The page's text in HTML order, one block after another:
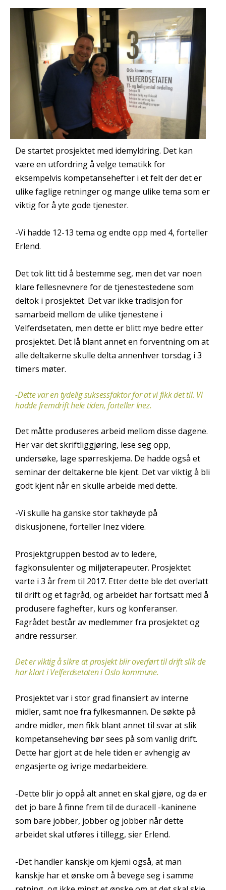
De startet prosjektet med idemyldring. Det kan
være en utfordring å velge tematikk for
eksempelvis kompetansehefter i et felt der det er
ulike faglige retninger og mange ulike tema som er
viktig for å yte gode tjenester.
-Vi hadde 12-13 tema og endte opp med 4, forteller
Erlend.
Det tok litt tid å bestemme seg, men det var noen
klare fellesnevnere for de tjenestestedene som
deltok i prosjektet. Det var ikke tradisjon for
samarbeid mellom de ulike tjenestene i
Velferdsetaten, men dette er blitt mye bedre etter
prosjektet. Det lå blant annet en forventning om at
alle deltakerne skulle delta annenhver torsdag i 3
timers møter.
-Dette var en tydelig suksessfaktor for at vi fikk det til. Vi
hadde fremdrift hele tiden, forteller Inez.
Det måtte produseres arbeid mellom disse dagene.
Her var det skriftliggjøring, lese seg opp,
undersøke, lage spørreskjema. De hadde også et
seminar der deltakerne ble kjent. Det var viktig å bli
godt kjent når en skulle arbeide med dette.
-Vi skulle ha ganske stor takhøyde på
diskusjonene, forteller Inez videre.
Prosjektgruppen bestod av to ledere,
fagkonsulenter og miljøterapeuter. Prosjektet
varte i 3 år frem til 2017. Etter dette ble det overlatt
til drift og et fagråd, og arbeidet har fortsatt med å
produsere faghefter, kurs og konferanser.
Fagrådet består av medlemmer fra prosjektet og
andre ressurser.
Det er viktig å sikre at prosjekt blir overført til drift slik de
har klart i Velferdsetaten i Oslo kommune.
Prosjektet var i stor grad finansiert av interne
midler, samt noe fra fylkesmannen. De søkte på
andre midler, men fikk blant annet til svar at slik
kompetanseheving bør sees på som vanlig drift.
Dette har gjort at de hele tiden er avhengig av
engasjerte og ivrige medarbeidere.
-Dette blir jo oppå alt annet en skal gjøre, og da er
det jo bare å finne frem til de duracell -kaninene
som bare jobber, jobber og jobber når dette
arbeidet skal utføres i tillegg, sier Erlend.
-Det handler kanskje om kjemi også, at man
kanskje har et ønske om å bevege seg i samme